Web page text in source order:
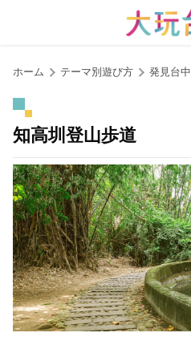
ホーム テーマ別遊び方 発見台中
知高圳登山歩道